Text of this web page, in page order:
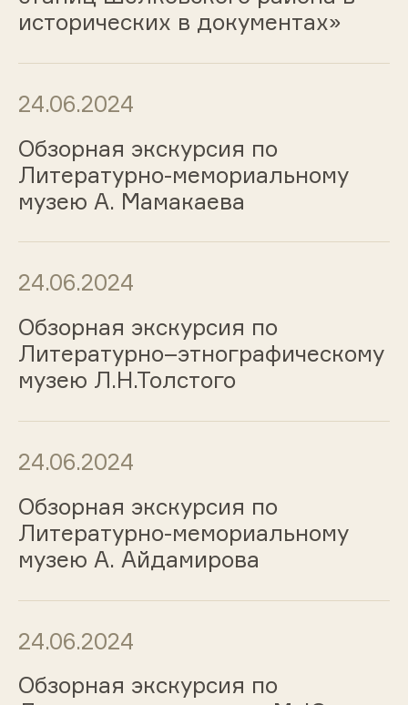
исторических в документах»
24.06.2024
Обзорная экскурсия по
Литературно-мемориальному
музею А. Мамакаева
24.06.2024
Обзорная экскурсия по
Литературно–этнографическому
музею Л.Н.Толстого
24.06.2024
Обзорная экскурсия по
Литературно-мемориальному
музею А. Айдамирова
24.06.2024
Обзорная экскурсия по